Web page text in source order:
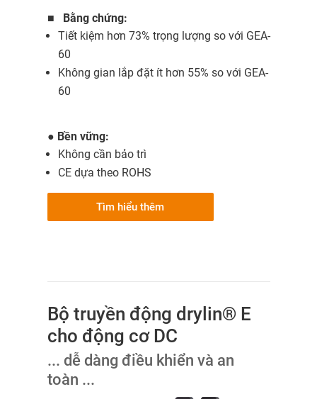
■ Bằng chứng:
Tiết kiệm hơn 73% trọng lượng so với GEA-
60
Không gian lắp đặt ít hơn 55% so với GEA-
60
● Bền vững:
Không cần bảo trì
CE dựa theo ROHS
Tìm hiểu thêm
Bộ truyền động drylin® E
cho động cơ DC
... dễ dàng điều khiển và an
toàn ...